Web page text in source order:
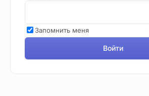
Запомнить меня
Войти